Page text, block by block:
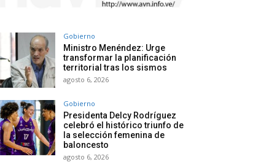
Gobierno
Ministro Menéndez: Urge
transformar la planificación
territorial tras los sismos
agosto 6, 2026
Gobierno
Presidenta Delcy Rodríguez
celebró el histórico triunfo de
la selección femenina de
baloncesto
agosto 6, 2026